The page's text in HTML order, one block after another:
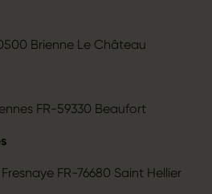
Brienne Le Château
FR-59330 Beaufort
FR-76680 Saint Hellier